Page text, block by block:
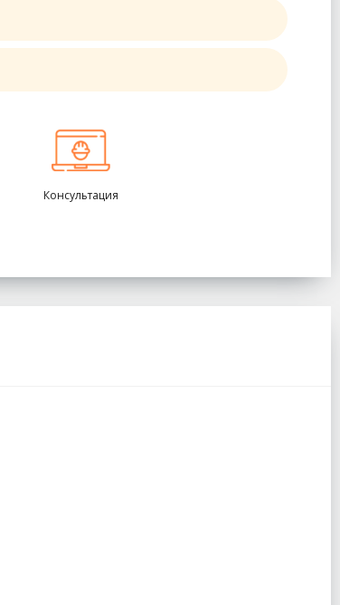
Консультация